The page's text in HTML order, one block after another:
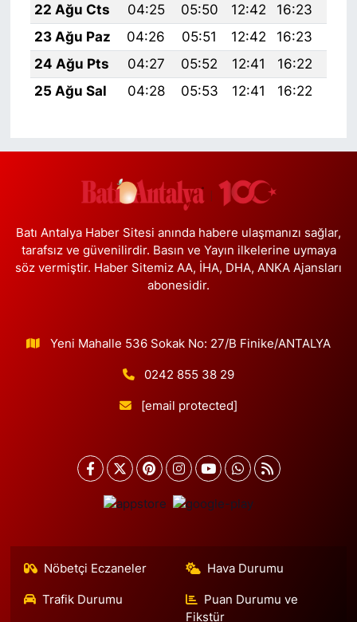
22 Ağu Cts
04:25 05:50 12:42 16:23
23 Ağu Paz
04:26 05:51 12:42 16:23
24 Ağu Pts
04:27 05:52 12:41 16:22
25 Ağu Sal
04:28 05:53 12:41 16:22
Batı Antalya Haber Sitesi anında habere ulaşmanızı sağlar,
tarafsız ve güvenilirdir. Basın ve Yayın ilkelerine uymaya
söz vermiştir. Haber Sitemiz AA, İHA, DHA, ANKA Ajansları
abonesidir.
Yeni Mahalle 536 Sokak No: 27/B Finike/ANTALYA
0242 855 38 29
[email protected]
Nöbetçi Eczaneler Hava Durumu
Trafik Durumu
Puan Durumu ve
Fikstür